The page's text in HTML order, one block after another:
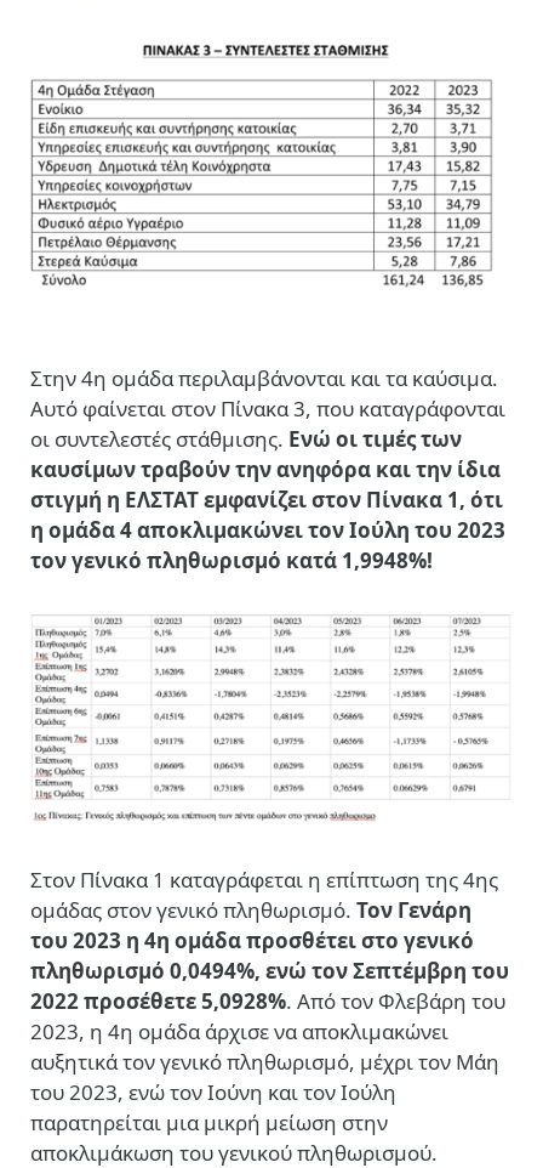
Στην 4η ομάδα περιλαμβάνονται και τα καύσιμα.
Αυτό φαίνεται στον Πίνακα 3, που καταγράφονται
οι συντελεστές στάθμισης. Ενώ οι τιμές των
καυσίμων τραβούν την ανηφόρα και την ίδια
στιγμή η ΕΛΣΤΑΤ εμφανίζει στον Πίνακα 1, ότι
η ομάδα 4 αποκλιμακώνει τον Ιούλη του 2023
τον γενικό πληθωρισμό κατά 1,9948%!
Στον Πίνακα 1 καταγράφεται η επίπτωση της 4ης
ομάδας στον γενικό πληθωρισμό. Τον Γενάρη
του 2023 η 4η ομάδα προσθέτει στο γενικό
πληθωρισμό 0,0494%, ενώ τον Σεπτέμβρη του
2022 πρoσέθετε 5,0928%. Από τον Φλεβάρη του
2023, η 4η ομάδα άρχισε να αποκλιμακώνει
αυξητικά τον γενικό πληθωρισμό, μέχρι τον Μάη
του 2023, ενώ τον Ιούνη και τον Ιούλη
παρατηρείται μια μικρή μείωση στην
αποκλιμάκωση του γενικού πληθωρισμού.